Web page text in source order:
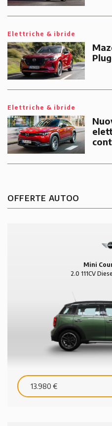
Elettriche & ibride
Elettriche & ibride
OFFERTE AUTOO
Mini
2.0 111CV
13.980 €